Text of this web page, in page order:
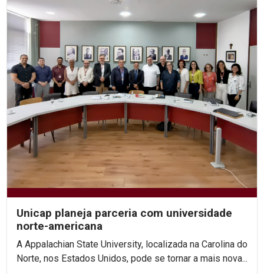
Unicap planeja parceria com universidade
norte-americana
A Appalachian State University, localizada na Carolina do
Norte, nos Estados Unidos, pode se tornar a mais nova...